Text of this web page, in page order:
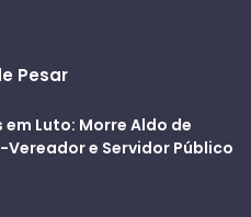
Pesar
Luto: Morre Aldo de
Vereador e Servidor Público